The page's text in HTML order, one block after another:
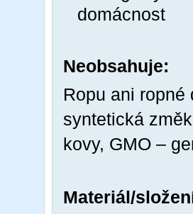
domácnost
Neobsahuje:
Ropu ani ropné
syntetická
kovy, GMO –
Materiál/